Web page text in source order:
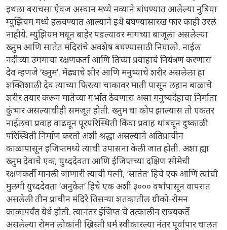
इथला बराचसा ऐवज अस्वान मध्ये नव्याने बांधण्यात आलेल्या नुबिया
म्युझियम मध्ये हलवण्यात आल्याने इथे बघण्यासारख फार काही उरलं
नाहीये. म्युझियम मधून बाहेर पडल्यावर मागच्या बाजूला असलेल्या
ख्नुम आणि सातेत मंदिरांचे अवशेष बघण्यासाठी निघालो. नाईल
नदीच्या उगमाचा रक्षणकर्ता आणि तिच्या प्रवाहाचे नियंत्रण करणारा
देव म्हणजे ‘ख्नुम’. मेंढ्याचे शीर आणि मनुष्याचे शरीर असलेला हा
शक्तिशाली देव त्याच्या फिरत्या चाकावर माती पासून लहान बाळाचे
शरीर तयार करून मातेच्या गर्भात ठेवणारा असा मनुष्यदेहाचा निर्माता
कुंभार असल्याचीही समजूत होती. ख्नुम चा कोप झाल्यास तो एकतर
नाईलचा प्रवाह वाढवून पूरपरिस्थिती किंवा प्रवाह थांबवून दुष्काळी
परिस्थिती निर्माण करतो अशी श्रद्धा असल्याने अतिप्राचीन
काळापासून इजिप्तमध्ये त्याची उपासना केली जात होती. अशा ह्या
ख्नुम देवाचे एक, युध्ददेवता आणि ईजिप्तच्या दक्षिण सीमेची
रक्षणकर्ती मानली जाणारी त्याची पत्नी, ’सातेत’ हिचे एक आणि त्यांची
मुलगी युध्ददेवता ‘अनुकेत’ हिचे एक अशी ३००० वर्षांपासून वापरात
असलेली तीन प्राचीन मंदिरे तिसऱ्या शतकातील ग्रीको-रोमन
काळापर्यंत येथे होती. त्यानंतर ईजिप्त चे तत्कालीन राज्यकर्ते
असलेल्या रोमन लोकांनी ख्रिस्ती धर्म स्वीकारल्या नंतर पूर्वापार चालत